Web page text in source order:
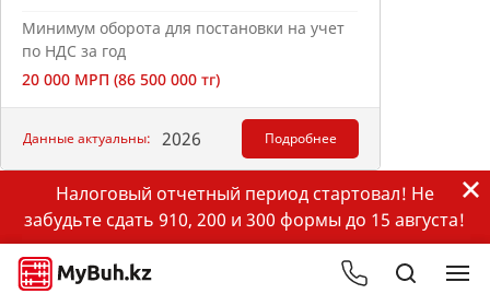
Минимум оборота для постановки на учет
по НДС за год
20 000 МРП (86 500 000 тг)
Данные актуальны: 2026 Подробнее
Налоговый отчетный период стартовал! Не
забудьте сдать 910, 200 и 300 формы до 15 августа!